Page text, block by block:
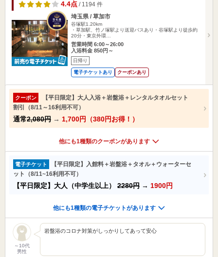
4.4点 / 1194 件
埼玉県 / 草加市
谷塚駅1.20km
・草加駅、竹ノ塚駅より送迎バスあり・谷塚駅より徒歩約
20分・東京外環…
営業時間 6:00～26:00
入浴料金 850円～
日帰り
電子チケットあり クーポンあり
クーポン
【平日限定】大人入浴＋岩盤浴＋レンタルタオルセット
割引（8/11～16利用不可）
通常2,080円 → 1,700円（380円お得！）
他にも1種類のクーポンがあります
電子チケット
【平日限定】入館料＋岩盤浴＋タオル＋ウォーターセ
ット（8/11~16利用不可）
【平日限定】大人（中学生以上） 2280円 → 1900円
他にも1種類の電子チケットがあります
～10代
男性
岩盤浴のコロナ対策がしっかりしてあって安心